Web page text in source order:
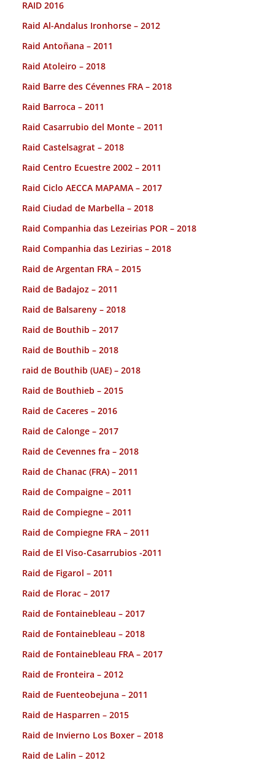
RAID 2016
Raid Al-Andalus Ironhorse – 2012
Raid Antoñana – 2011
Raid Atoleiro – 2018
Raid Barre des Cévennes FRA – 2018
Raid Barroca – 2011
Raid Casarrubio del Monte – 2011
Raid Castelsagrat – 2018
Raid Centro Ecuestre 2002 – 2011
Raid Ciclo AECCA MAPAMA – 2017
Raid Ciudad de Marbella – 2018
Raid Companhia das Lezeirias POR – 2018
Raid Companhia das Lezirias – 2018
Raid de Argentan FRA – 2015
Raid de Badajoz – 2011
Raid de Balsareny – 2018
Raid de Bouthib – 2017
Raid de Bouthib – 2018
raid de Bouthib (UAE) – 2018
Raid de Bouthieb – 2015
Raid de Caceres – 2016
Raid de Calonge – 2017
Raid de Cevennes fra – 2018
Raid de Chanac (FRA) – 2011
Raid de Compaigne – 2011
Raid de Compiegne – 2011
Raid de Compiegne FRA – 2011
Raid de El Viso-Casarrubios -2011
Raid de Figarol – 2011
Raid de Florac – 2017
Raid de Fontainebleau – 2017
Raid de Fontainebleau – 2018
Raid de Fontainebleau FRA – 2017
Raid de Fronteira – 2012
Raid de Fuenteobejuna – 2011
Raid de Hasparren – 2015
Raid de Invierno Los Boxer – 2018
Raid de Lalin – 2012